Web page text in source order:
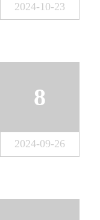
2024-10-23
8
2024-09-26